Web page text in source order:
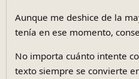
Aunque me deshice de la
tenía en ese momento,
No importa cuánto intente
texto siempre se convierte